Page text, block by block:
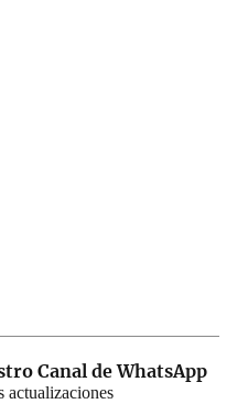
Canal de WhatsApp
actualizaciones